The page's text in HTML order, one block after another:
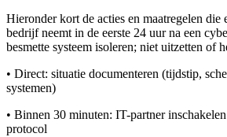
Hieronder kort de acties en maatregelen die
bedrijf neemt in de eerste 24 uur na een
besmette systeem isoleren; niet uitzetten of
• Direct: situatie documenteren (tijdstip,
systemen)
• Binnen 30 minuten: IT-partner
protocol